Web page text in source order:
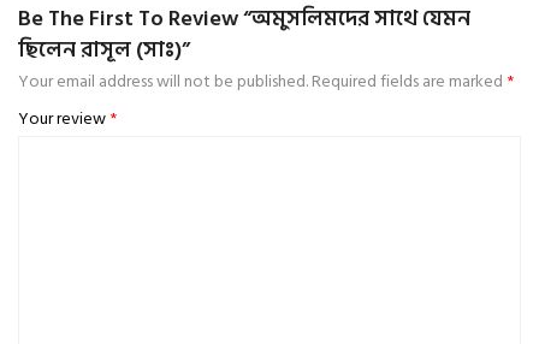
Be The First To Review “অমুসলিমদের সাথে যেমন
ছিলেন রাসূল (সাঃ)”
Your email address will not be published.Required fields are marked *
Your review*